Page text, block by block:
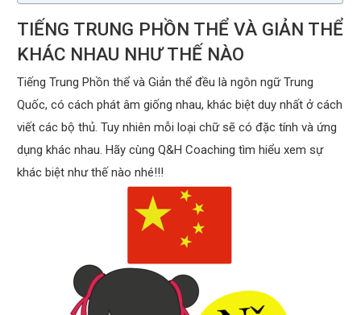
TIẾNG TRUNG PHỒN THỂ VÀ GIẢN THỂ
KHÁC NHAU NHƯ THẾ NÀO
Tiếng Trung Phồn thể và Giản thể đều là ngôn ngữ Trung
Quốc, có cách phát âm giống nhau, khác biệt duy nhất ở cách
viết các bộ thủ. Tuy nhiên mỗi loại chữ sẽ có đặc tính và ứng
dụng khác nhau. Hãy cùng Q&H Coaching tìm hiểu xem sự
khác biệt như thế nào nhé!!!